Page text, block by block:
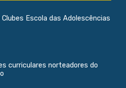
Clubes Escola das Adolescências
curriculares norteadores do